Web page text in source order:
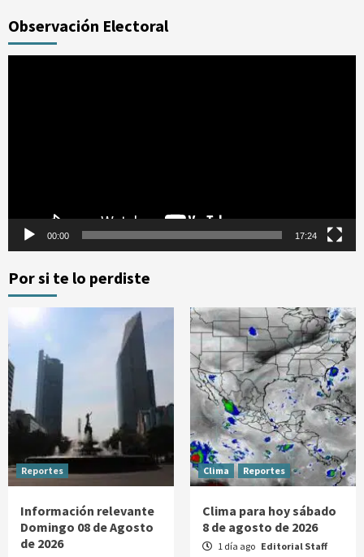
Observación Electoral
00:00 17:24
Por si te lo perdiste
Reportes
Información relevante
Domingo 08 de Agosto
de 2026
Clima Reportes
Clima para hoy sábado
8 de agosto de 2026
1 día ago Editorial Staff